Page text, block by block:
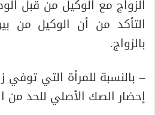
الزواج مع الوكيل من قبل
التأكد من أن الوكيل من
بالزواج.
– بالنسبة للمرأة التي توفي
إحضار الصك الأصلي للحد من